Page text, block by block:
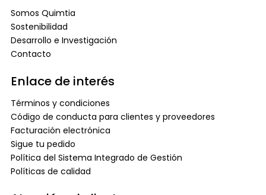
Somos Quimtia
Sostenibilidad
Desarrollo e Investigación
Contacto
Enlace de interés
Términos y condiciones
Código de conducta para clientes y proveedores
Facturación electrónica
Sigue tu pedido
Política del Sistema Integrado de Gestión
Políticas de calidad